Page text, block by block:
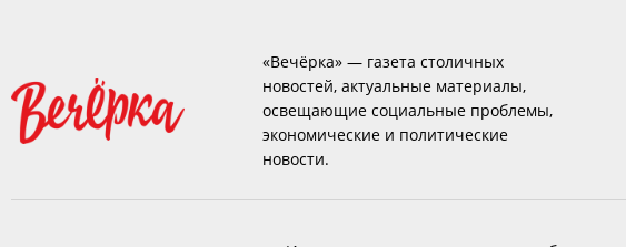
«Вечёрка» — газета столичных
новостей, актуальные материалы,
освещающие социальные проблемы,
экономические и политические
новости.